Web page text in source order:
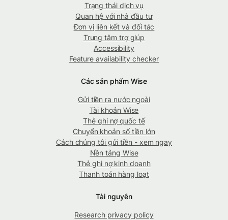
Trạng thái dịch vụ
Quan hệ với nhà đầu tư
Đơn vị liên kết và đối tác
Trung tâm trợ giúp
Accessibility
Feature availability checker
Các sản phẩm Wise
Gửi tiền ra nước ngoài
Tài khoản Wise
Thẻ ghi nợ quốc tế
Chuyển khoản số tiền lớn
Cách chúng tôi gửi tiền - xem ngay
Nền tảng Wise
Thẻ ghi nợ kinh doanh
Thanh toán hàng loạt
Tài nguyên
Research privacy policy